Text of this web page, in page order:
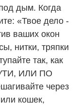
дым. Когда
«Твое дело -
ваших окон
нитки, тряпки
так, как
ИЛИ ПО
через
кошек,